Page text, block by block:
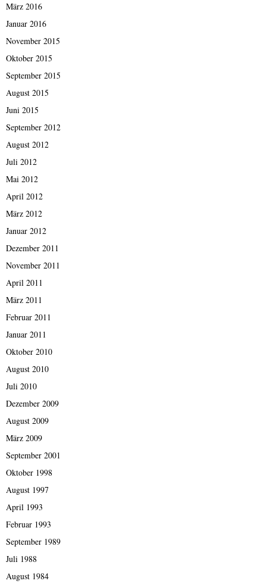
März 2016
Januar 2016
November 2015
Oktober 2015
September 2015
August 2015
Juni 2015
September 2012
August 2012
Juli 2012
Mai 2012
April 2012
März 2012
Januar 2012
Dezember 2011
November 2011
April 2011
März 2011
Februar 2011
Januar 2011
Oktober 2010
August 2010
Juli 2010
Dezember 2009
August 2009
März 2009
September 2001
Oktober 1998
August 1997
April 1993
Februar 1993
September 1989
Juli 1988
August 1984